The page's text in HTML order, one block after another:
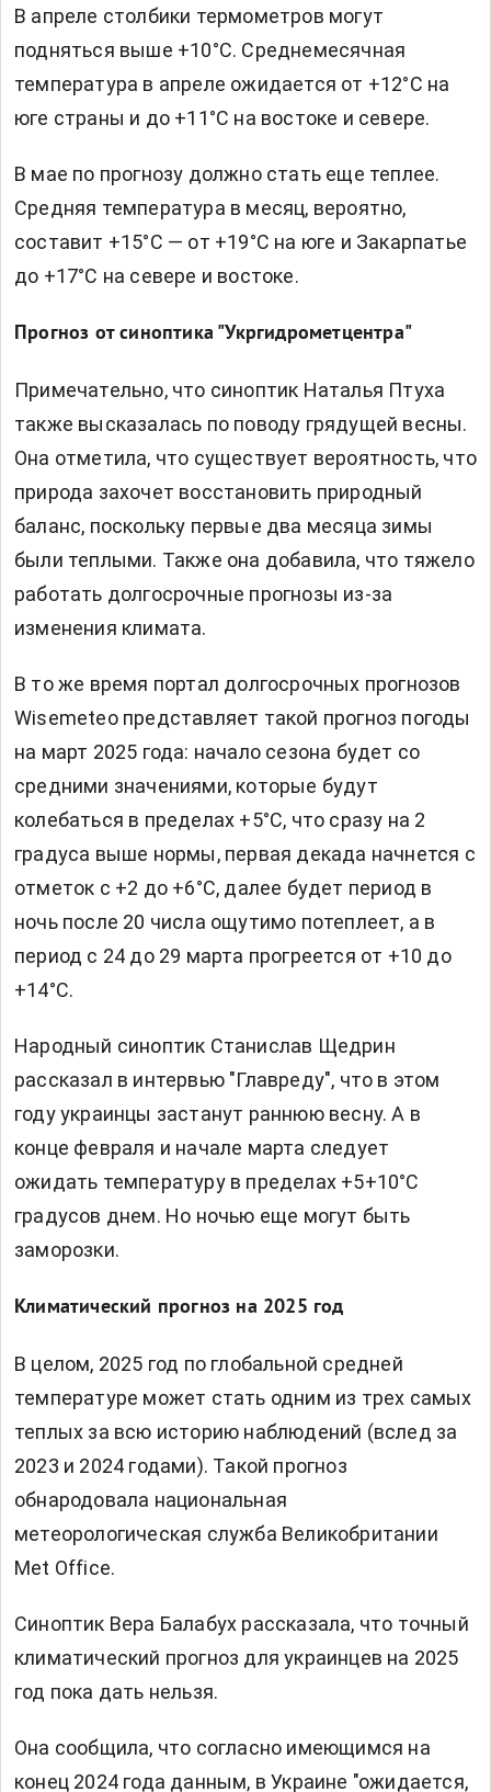
В апреле столбики термометров могут
подняться выше +10°С. Среднемесячная
температура в апреле ожидается от +12°С на
юге страны и до +11°С на востоке и севере.
В мае по прогнозу должно стать еще теплее.
Средняя температура в месяц, вероятно,
составит +15°С — от +19°С на юге и Закарпатье
до +17°С на севере и востоке.
Прогноз от синоптика "Укргидрометцентра"
Примечательно, что синоптик Наталья Птуха
также высказалась по поводу грядущей весны.
Она отметила, что существует вероятность, что
природа захочет восстановить природный
баланс, поскольку первые два месяца зимы
были теплыми. Также она добавила, что тяжело
работать долгосрочные прогнозы из-за
изменения климата.
В то же время портал долгосрочных прогнозов
Wisemeteo представляет такой прогноз погоды
на март 2025 года: начало сезона будет со
средними значениями, которые будут
колебаться в пределах +5°C, что сразу на 2
градуса выше нормы, первая декада начнется с
отметок с +2 до +6°C, далее будет период в
ночь после 20 числа ощутимо потеплеет, а в
период с 24 до 29 марта прогреется от +10 до
+14°C.
Народный синоптик Станислав Щедрин
рассказал в интервью "Главреду", что в этом
году украинцы застанут раннюю весну. А в
конце февраля и начале марта следует
ожидать температуру в пределах +5+10°C
градусов днем. Но ночью еще могут быть
заморозки.
Климатический прогноз на 2025 год
В целом, 2025 год по глобальной средней
температуре может стать одним из трех самых
теплых за всю историю наблюдений (вслед за
2023 и 2024 годами). Такой прогноз
обнародовала национальная
метеорологическая служба Великобритании
Met Office.
Синоптик Вера Балабух рассказала, что точный
климатический прогноз для украинцев на 2025
год пока дать нельзя.
Она сообщила, что согласно имеющимся на
конец 2024 года данным, в Украине "ожидается,